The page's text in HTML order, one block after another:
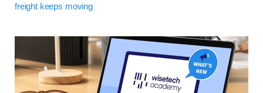
freight keeps moving